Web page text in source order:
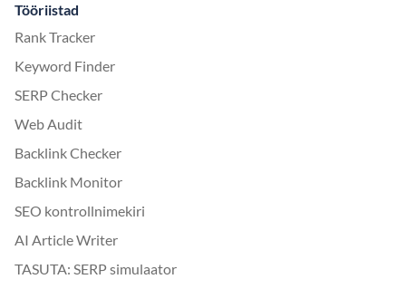
Tööriistad
Rank Tracker
Keyword Finder
SERP Checker
Web Audit
Backlink Checker
Backlink Monitor
SEO kontrollnimekiri
AI Article Writer
TASUTA: SERP simulaator